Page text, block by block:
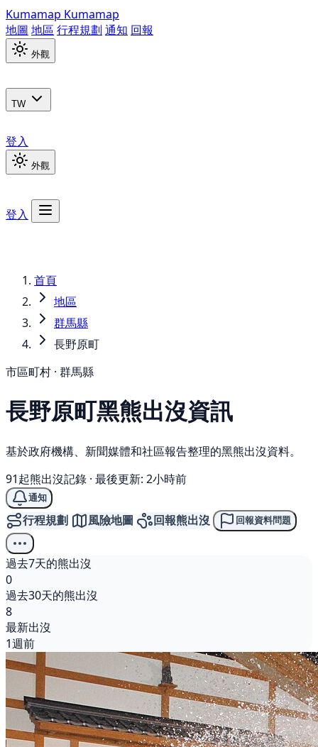
Kumamap Kumamap
地圖 地區 行程規劃 通知 回報
外觀
TW
登入
外觀
登入
首頁
地區
群馬縣
長野原町
市區町村 · 群馬縣
長野原町黑熊出沒資訊
基於政府機構、新聞媒體和社區報告整理的黑熊出沒資料。
91起熊出沒記錄 · 最後更新: 2小時前
通知
行程規劃 風險地圖 回報熊出沒 回報資料問題
過去7天的熊出沒
0
過去30天的熊出沒
8
最新出沒
1週前